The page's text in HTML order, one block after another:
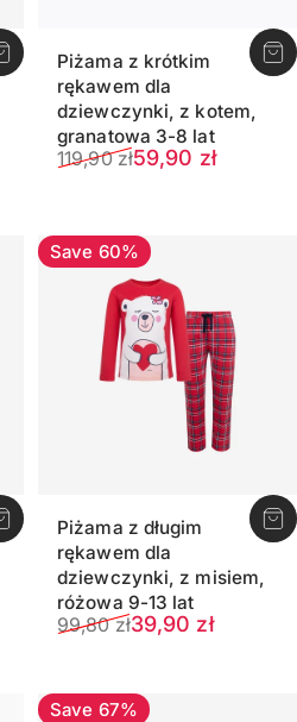
Piżama z krótkim
rękawem dla
dziewczynki, z kotem,
granatowa 3-8 lat
Sale price59,90 zł
Regular price
119,90 zł
Save 60%
Piżama z długim
rękawem dla
dziewczynki, z misiem,
różowa 9-13 lat
Sale price39,90 zł
Regular price
99,80 zł
Save 67%